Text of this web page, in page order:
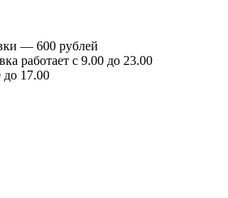
— 600 рублей
работает с 9.00 до 23.00
17.00